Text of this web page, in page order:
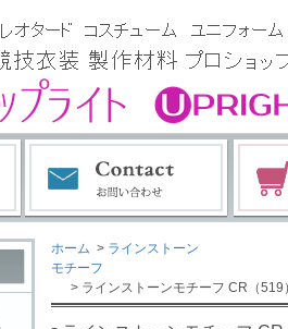
ホーム > ラインストーン
モチーフ
> ラインストーンモチーフ CR（519